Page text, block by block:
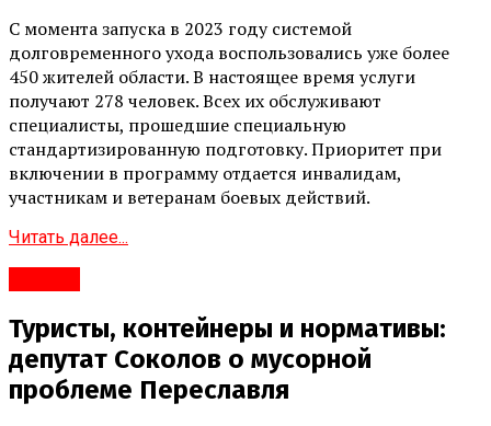
С момента запуска в 2023 году системой
долговременного ухода воспользовались уже более
450 жителей области. В настоящее время услуги
получают 278 человек. Всех их обслуживают
специалисты, прошедшие специальную
стандартизированную подготовку. Приоритет при
включении в программу отдается инвалидам,
участникам и ветеранам боевых действий.
Читать далее...
Туристы, контейнеры и нормативы:
депутат Соколов о мусорной
проблеме Переславля